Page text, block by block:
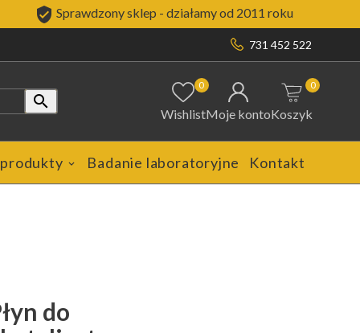
 Sprawdzony sklep - działamy od 2011 roku
731 452 522

0
WishlistMoje kontoKoszyk
0
Badanie laboratoryjne Kontakt
do